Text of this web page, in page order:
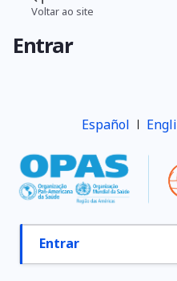
Pular
de
Voltar ao site
Entrar
Español
Abas
Entrar